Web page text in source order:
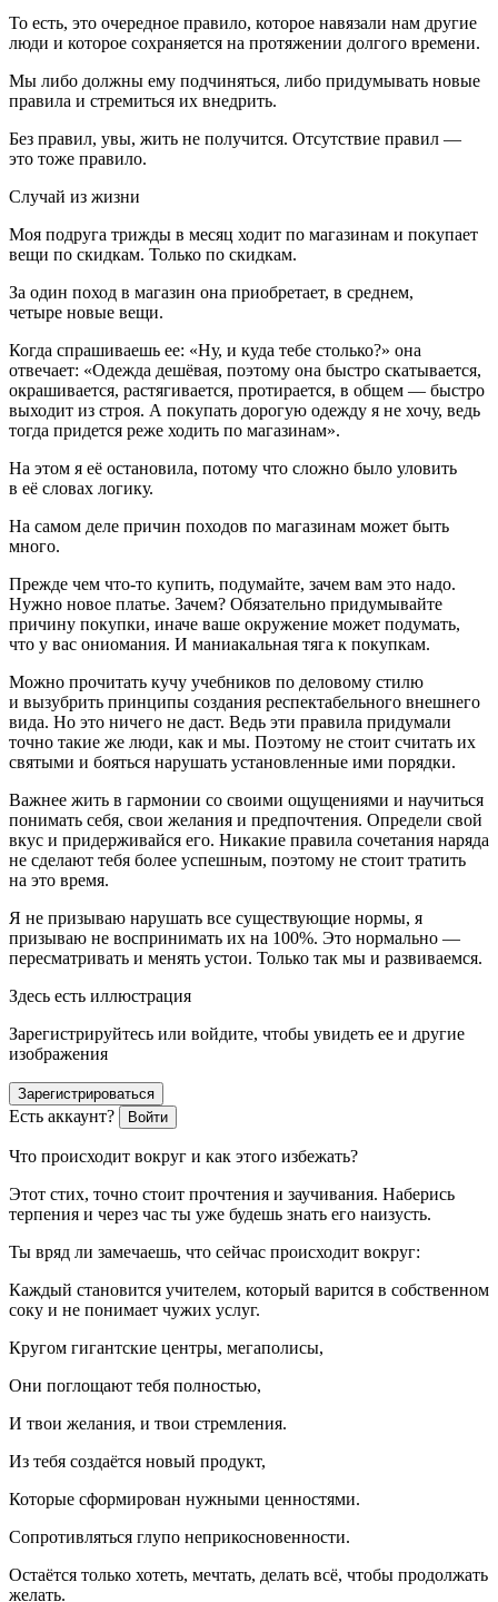
То есть, это очередное правило, которое навязали нам другие
люди и которое сохраняется на протяжении долгого времени.
Мы либо должны ему подчиняться, либо придумывать новые
правила и стремиться их внедрить.
Без правил, увы, жить не получится. Отсутствие правил —
это тоже правило.
Случай из жизни
Моя подруга трижды в месяц ходит по магазинам и покупает
вещи по скидкам. Только по скидкам.
За один поход в магазин она приобретает, в среднем,
четыре новые вещи.
Когда спрашиваешь ее: «Ну, и куда тебе столько?» она
отвечает: «Одежда дешёвая, поэтому она быстро скатывается,
окрашивается, растягивается, протирается, в общем — быстро
выходит из строя. А покупать дорогую одежду я не хочу, ведь
тогда придется реже ходить по магазинам».
На этом я её остановила, потому что сложно было уловить
в её словах логику.
На самом деле причин походов по магазинам может быть
много.
Прежде чем что-то купить, подумайте, зачем вам это надо.
Нужно новое платье. Зачем? Обязательно придумывайте
причину покупки, иначе ваше окружение может подумать,
что у вас ониомания. И маниакальная тяга к покупкам.
Можно прочитать кучу учебников по деловому стилю
и вызубрить принципы создания респектабельного внешнего
вида. Но это ничего не даст. Ведь эти правила придумали
точно такие же люди, как и мы. Поэтому не стоит считать их
святыми и бояться нарушать установленные ими порядки.
Важнее жить в гармонии со своими ощущениями и научиться
понимать себя, свои желания и предпочтения. Определи свой
вкус и придерживайся его. Никакие правила сочетания наряда
не сделают тебя более успешным, поэтому не стоит тратить
на это время.
Я не призываю нарушать все существующие нормы, я
призываю не воспринимать их на 100%. Это нормально —
пересматривать и менять устои. Только так мы и развиваемся.
Здесь есть иллюстрация
Зарегистрируйтесь или войдите, чтобы увидеть ее и другие
изображения
Зарегистрироваться
Есть аккаунт? Войти
Что происходит вокруг и как этого избежать?
Этот стих, точно стоит прочтения и заучивания. Наберись
терпения и через час ты уже будешь знать его наизусть.
Ты вряд ли замечаешь, что сейчас происходит вокруг:
Каждый становится учителем, который варится в собственном
соку и не понимает чужих услуг.
Кругом гигантские центры, мегаполисы,
Они поглощают тебя полностью,
И твои желания, и твои стремления.
Из тебя создаётся новый продукт,
Которые сформирован нужными ценностями.
Сопротивляться глупо неприкосновенности.
Остаётся только хотеть, мечтать, делать всё, чтобы продолжать
желать.